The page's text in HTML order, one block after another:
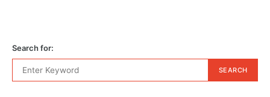
Search for:
SEARCH